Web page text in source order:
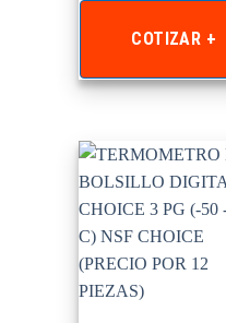
COTIZAR +